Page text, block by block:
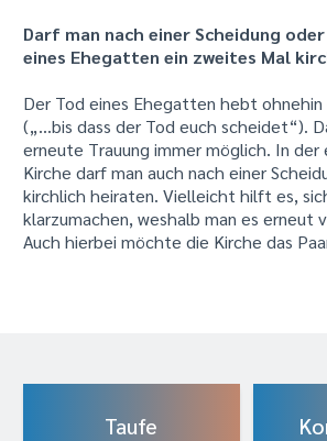
Darf man nach einer Scheidung
eines Ehegatten ein zweites Mal
Der Tod eines Ehegatten hebt
(„…bis dass der Tod euch scheidet“).
erneute Trauung immer möglich. In der
Kirche darf man auch nach einer
kirchlich heiraten. Vielleicht hilft es,
klarzumachen, weshalb man es erneut
Auch hierbei möchte die Kirche das
Taufe